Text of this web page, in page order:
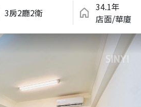
3房2廳2衛
34.1年
店面/華廈